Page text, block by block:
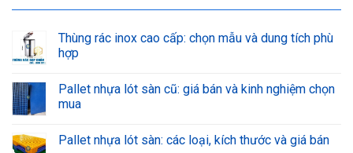
Thùng rác inox cao cấp: chọn mẫu và dung tích phù
hợp
Pallet nhựa lót sàn cũ: giá bán và kinh nghiệm chọn
mua
Pallet nhựa lót sàn: các loại, kích thước và giá bán